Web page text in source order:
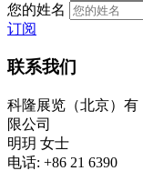
您的姓名
订阅
联系我们
科隆展览（北京）有
限公司
明玥 女士
电话: +86 21 6390